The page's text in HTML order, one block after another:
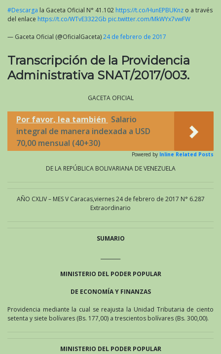
#Descarga la Gaceta Oficial N° 41.102 https://t.co/HunEPBUKnz o a través
del enlace https://t.co/WTvE3322Gb pic.twitter.com/MkWYx7vwFW
— Gaceta Oficial (@OficialGaceta)24 de febrero de 2017
Transcripción de la Providencia
Administrativa SNAT/2017/003.
GACETA OFICIAL
Por favor, lea también Salario
integral de manera indexada a USD
70,00 mensual (40+30)
Powered by Inline Related Posts
DE LA REPÚBLICA BOLIVARIANA DE VENEZUELA
AÑO CXLIV – MES V Caracas,viernes 24 de febrero de 2017 N° 6.287
Extraordinario
SUMARIO
MINISTERIO DEL PODER POPULAR
DE ECONOMÍA Y FINANZAS
Providencia mediante la cual se reajusta la Unidad Tributaria de ciento
setenta y siete bolívares (Bs. 177,00) a trescientos bolívares (Bs. 300,00).
MINISTERIO DEL PODER POPULAR